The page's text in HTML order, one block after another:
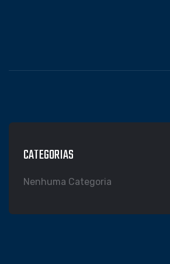
CATEGORIAS
Nenhuma Categoria